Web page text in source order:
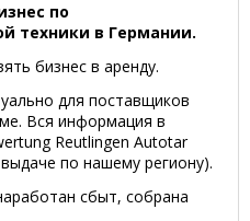
по
техники в Германии.
бизнес в аренду.
для поставщиков
Вся информация в
Reutlingen Autotar
по нашему региону).
сбыт, собрана